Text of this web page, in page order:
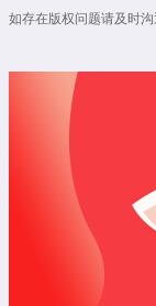
如存在版权问题请及时